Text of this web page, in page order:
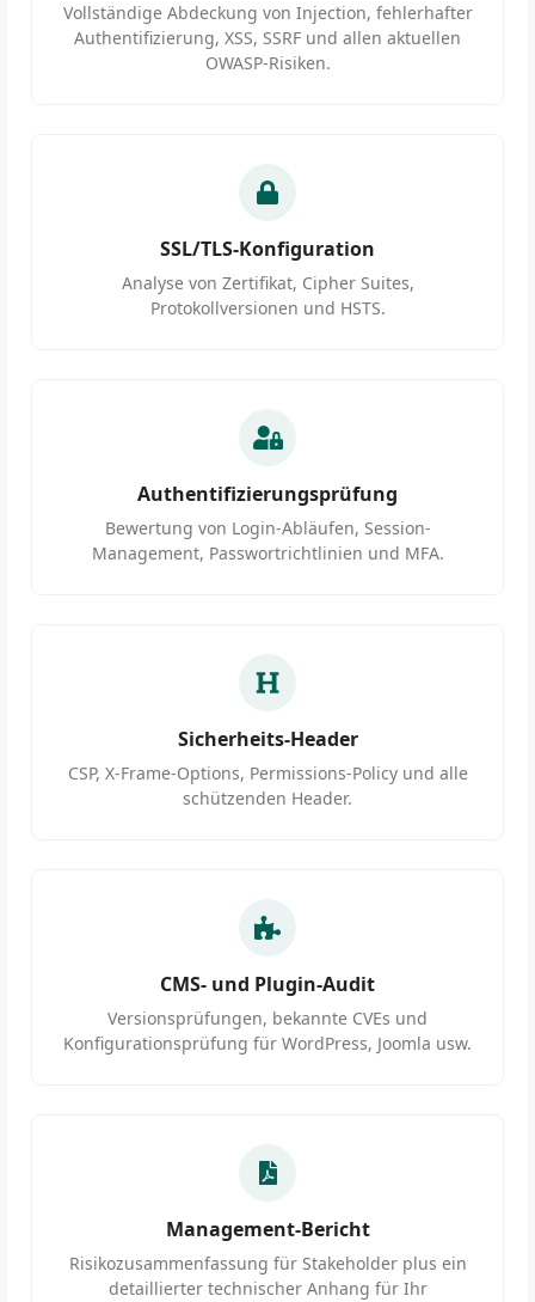
Vollständige Abdeckung von Injection, fehlerhafter
Authentifizierung, XSS, SSRF und allen aktuellen
OWASP-Risiken.
SSL/TLS-Konfiguration
Analyse von Zertifikat, Cipher Suites,
Protokollversionen und HSTS.
Authentifizierungsprüfung
Bewertung von Login-Abläufen, Session-
Management, Passwortrichtlinien und MFA.
Sicherheits-Header
CSP, X-Frame-Options, Permissions-Policy und alle
schützenden Header.
CMS- und Plugin-Audit
Versionsprüfungen, bekannte CVEs und
Konfigurationsprüfung für WordPress, Joomla usw.
Management-Bericht
Risikozusammenfassung für Stakeholder plus ein
detaillierter technischer Anhang für Ihr